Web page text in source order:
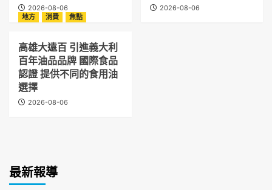
2026-08-06
2026-08-06
地方
消費 焦點
高雄大遠百 引進義大利
百年油品品牌 國際食品
認證 提供不同的食用油
選擇
2026-08-06
最新報導